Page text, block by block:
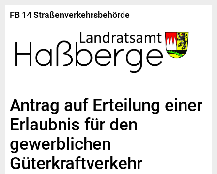
FB 14 Straßenverkehrsbehörde
Antrag auf Erteilung einer
Erlaubnis für den
gewerblichen
Güterkraftverkehr